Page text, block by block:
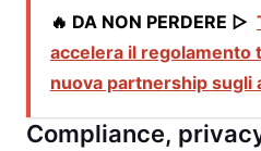
🔥 DA NON PERDERE ▷
accelera il regolamento
nuova partnership sugli
Compliance,